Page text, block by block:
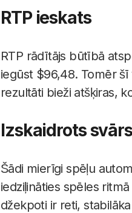
RTP ieskats
RTP rādītājs būtībā
iegūst $96,48. Tomēr
rezultāti bieži atšķiras,
Izskaidrots
Šādi mierīgi spēļu
iedziļināties spēles
džekpoti ir reti,